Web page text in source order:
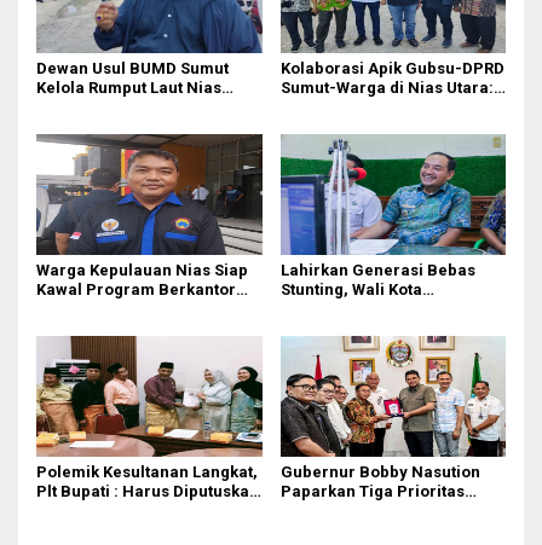
Dewan Usul BUMD Sumut
Kelola Rumput Laut Nias
Kolaborasi Apik Gubsu-DPRD
Sumut-Warga di Nias Utara:
Warga Kepulauan Nias Siap
Kawal Program Berkantor
Lahirkan Generasi Bebas
Stunting, Wali Kota
Polemik Kesultanan Langkat,
Plt Bupati : Harus Diputuskan
Gubernur Bobby Nasution
Paparkan Tiga Prioritas